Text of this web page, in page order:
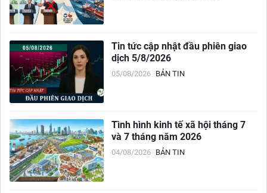
Tin tức cập nhật đầu phiên giao
dịch 5/8/2026
05/08/2026 BẢN TIN
Tình hình kinh tế xã hội tháng 7
và 7 tháng năm 2026
04/08/2026 BẢN TIN